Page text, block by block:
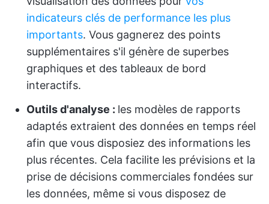
indicateurs clés de performance les plus
importants. Vous gagnerez des points
supplémentaires s'il génère de superbes
graphiques et des tableaux de bord
interactifs.
Outils d'analyse : les modèles de rapports
adaptés extraient des données en temps réel
afin que vous disposiez des informations les
plus récentes. Cela facilite les prévisions et la
prise de décisions commerciales fondées sur
les données, même si vous disposez de